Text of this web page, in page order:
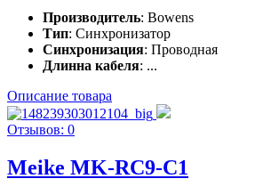
Производитель: Bowens
Тип: Синхронизатор
Синхронизация: Проводная
Длинна кабеля: ...
Описание товара
Отзывов: 0
Meike MK-RC9-C1